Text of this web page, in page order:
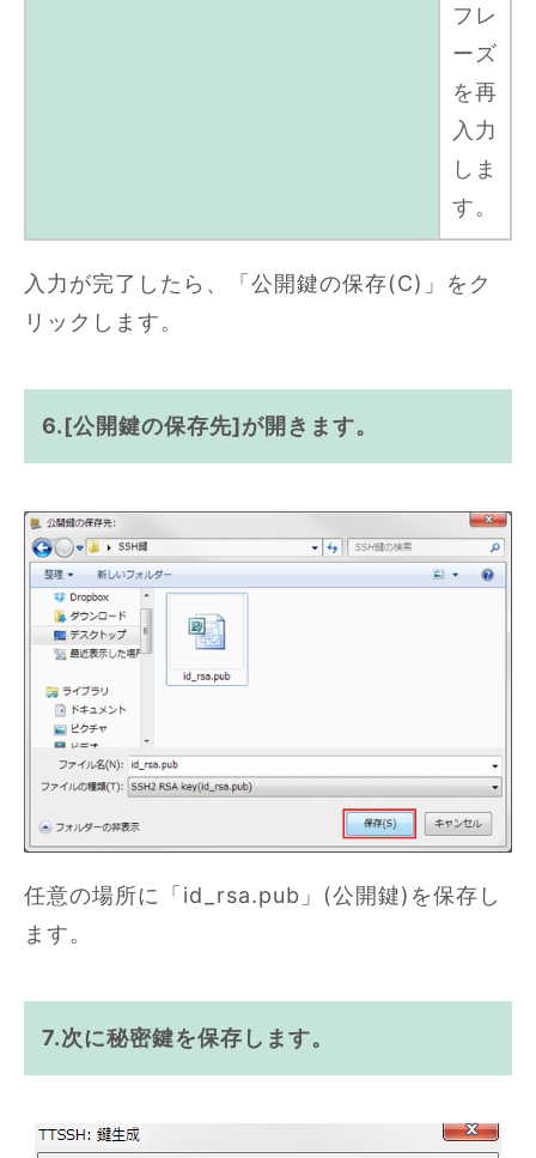
フレ
ーズ
を再
入力
しま
す。
入力が完了したら、「公開鍵の保存(C)」をク
リックします。
6.[公開鍵の保存先]が開きます。
任意の場所に「id_rsa.pub」(公開鍵)を保存し
ます。
7.次に秘密鍵を保存します。